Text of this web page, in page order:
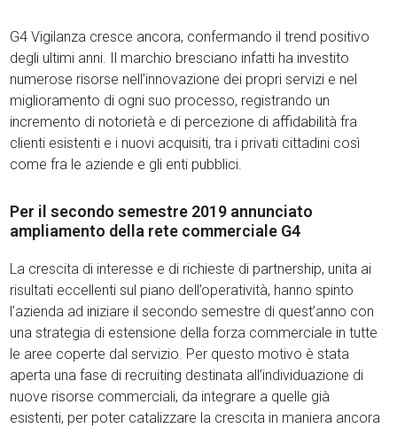
G4 Vigilanza cresce ancora, confermando il trend positivo
degli ultimi anni. Il marchio bresciano infatti ha investito
numerose risorse nell’innovazione dei propri servizi e nel
miglioramento di ogni suo processo, registrando un
incremento di notorietà e di percezione di affidabilità fra
clienti esistenti e i nuovi acquisiti, tra i privati cittadini così
come fra le aziende e gli enti pubblici.
Per il secondo semestre 2019 annunciato
ampliamento della rete commerciale G4
La crescita di interesse e di richieste di partnership, unita ai
risultati eccellenti sul piano dell’operatività, hanno spinto
l’azienda ad iniziare il secondo semestre di quest’anno con
una strategia di estensione della forza commerciale in tutte
le aree coperte dal servizio. Per questo motivo è stata
aperta una fase di recruiting destinata all’individuazione di
nuove risorse commerciali, da integrare a quelle già
esistenti, per poter catalizzare la crescita in maniera ancora